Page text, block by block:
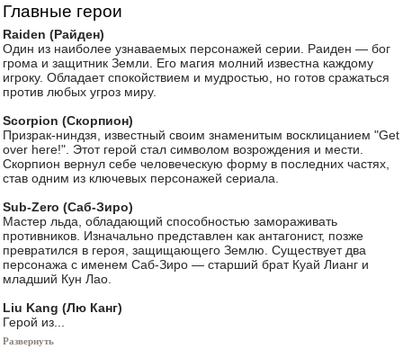
Главные герои
Raiden (Райден)
Один из наиболее узнаваемых персонажей серии. Раиден — бог
грома и защитник Земли. Его магия молний известна каждому
игроку. Обладает спокойствием и мудростью, но готов сражаться
против любых угроз миру.
Scorpion (Скорпион)
Призрак-ниндзя, известный своим знаменитым восклицанием "Get
over here!". Этот герой стал символом возрождения и мести.
Скорпион вернул себе человеческую форму в последних частях,
став одним из ключевых персонажей сериала.
Sub-Zero (Саб-Зиро)
Мастер льда, обладающий способностью замораживать
противников. Изначально представлен как антагонист, позже
превратился в героя, защищающего Землю. Существует два
персонажа с именем Саб-Зиро — старший брат Куай Лианг и
младший Кун Лао.
Liu Kang (Лю Канг)
Герой из...
Развернуть